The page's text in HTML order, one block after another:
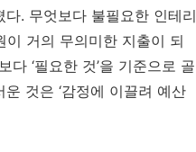
. 무엇보다 불필요한 인테리
이 거의 무의미한 지출이 되
‘필요한 것’을 기준으로 골
것은 ‘감정에 이끌려 예산